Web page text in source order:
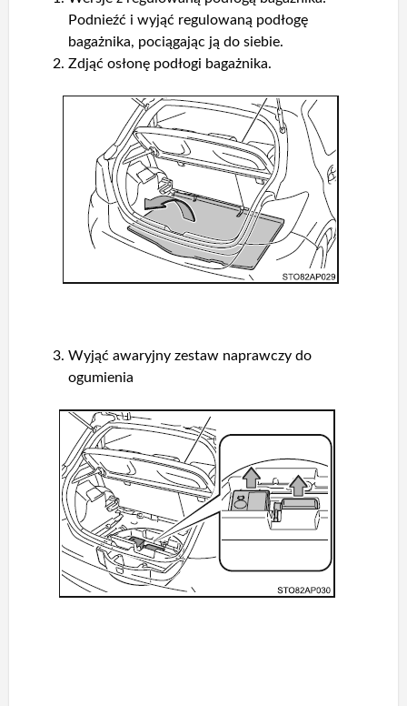
Podnieźć i wyjąć regulowaną podłogę
bagażnika, pociągając ją do siebie.
Zdjąć osłonę podłogi bagażnika.
Wyjąć awaryjny zestaw naprawczy do
ogumienia